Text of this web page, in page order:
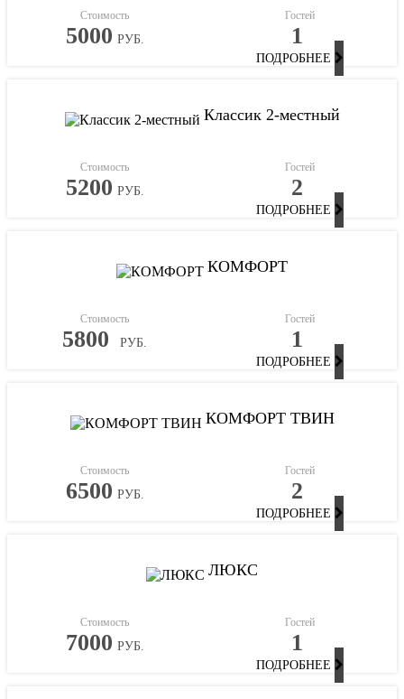
Стоимость
5000 РУБ.
Гостей
1
ПОДРОБНЕЕ
Классик 2-местный
Стоимость
5200 РУБ.
Гостей
2
ПОДРОБНЕЕ
КОМФОРТ
Стоимость
5800 РУБ.
Гостей
1
ПОДРОБНЕЕ
КОМФОРТ ТВИН
Стоимость
6500 РУБ.
Гостей
2
ПОДРОБНЕЕ
ЛЮКС
Стоимость
7000 РУБ.
Гостей
1
ПОДРОБНЕЕ